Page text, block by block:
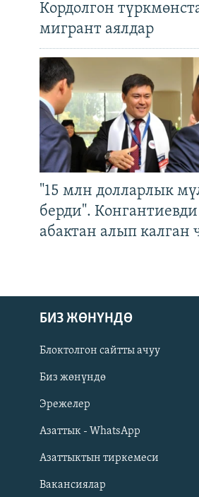
Русский
ОНЛАЙН ШЕРИНЕ
Кордолгон
мигрант аялдар
"15 млн долларлык
берди". Конгантиевди
абактан алып калган
БИЗ ЖӨНҮНДӨ
Блоктолгон сайтты ачуу
Биз жөнүндө
Эрежелер
Азаттык - WhatsApp
Азаттыктын тиркемеси
Вакансиялар